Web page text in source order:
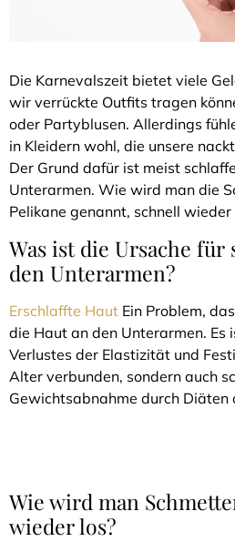
Die Karnevalszeit bietet viele
wir verrückte Outfits tragen
oder Partyblusen. Allerdings
in Kleidern wohl, die unsere
Der Grund dafür ist meist
Unterarmen. Wie wird man die
Pelikane genannt, schnell wieder
Was ist die Ursache für
den Unterarmen?
Erschlaffte Haut Ein Problem,
die Haut an den Unterarmen. Es
Verlustes der Elastizität und
Alter verbunden, sondern auch
Gewichtsabnahme durch Diäten
Wie wird man
wieder los?